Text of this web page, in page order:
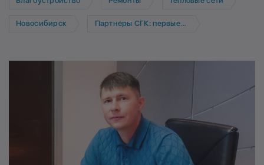
Новосибирск Партнеры СГК: первые лица